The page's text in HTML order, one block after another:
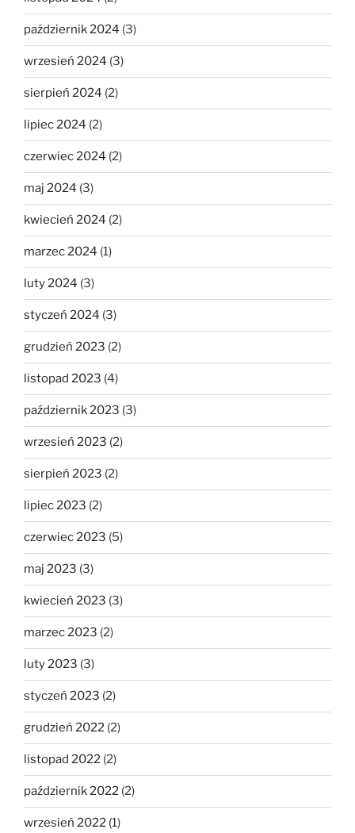
październik 2024 (3)
wrzesień 2024 (3)
sierpień 2024 (2)
lipiec 2024 (2)
czerwiec 2024 (2)
maj 2024 (3)
kwiecień 2024 (2)
marzec 2024 (1)
luty 2024 (3)
styczeń 2024 (3)
grudzień 2023 (2)
listopad 2023 (4)
październik 2023 (3)
wrzesień 2023 (2)
sierpień 2023 (2)
lipiec 2023 (2)
czerwiec 2023 (5)
maj 2023 (3)
kwiecień 2023 (3)
marzec 2023 (2)
luty 2023 (3)
styczeń 2023 (2)
grudzień 2022 (2)
listopad 2022 (2)
październik 2022 (2)
wrzesień 2022 (1)